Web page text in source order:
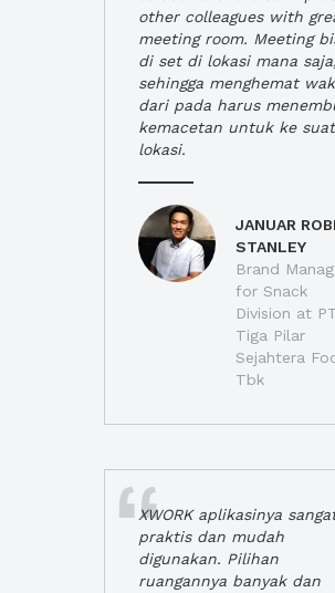
other colleagues with
meeting room. Meeting
di set di lokasi mana saja,
sehingga menghemat
dari pada harus
kemacetan untuk ke
lokasi.
JANUAR
STANLEY
Brand
for Snack
Division at
Tiga Pilar
Sejahtera
Tbk
XWORK aplikasinya
praktis dan mudah
digunakan. Pilihan
ruangannya banyak dan